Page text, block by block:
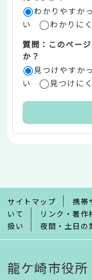
ア
わかりやすか
い
わかりに
質問：このペー
か？
見つけやすか
い
見つけに
で
サイトマップ 携帯
いて
リンク・著作
扱い
夜間・土日の
龍ケ崎市役所